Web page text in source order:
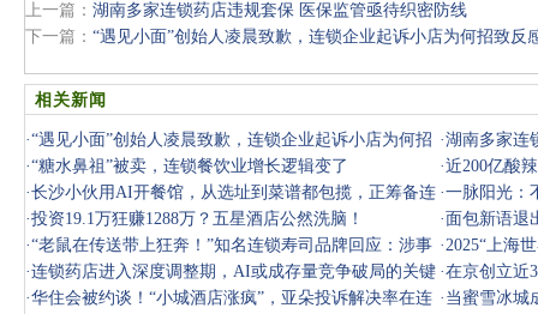
上一篇： 湖南多家连锁药店违规套保 医保监管亟待织密防线
下一篇： “遇见小面”创始人凌晨致歉，连锁企业起诉小店为何招致反
相关新闻
·“遇见小面”创始人凌晨致歉，连锁企业起诉小店为何招
致反感
·湖南多家连
·“糖水鼻祖”被卖，连锁餐饮业增长逻辑变了 ·近200亿酸
·长沙小伙用AI开餐馆，从选址到菜谱都包揽，正筹备连
锁店：它
·一脉阳光：
·投资19.1万狂赚1288万？五星酒店公然洗脑！ · 面包新语退
业变局
·“老鼠在传送带上狂奔！”知名连锁寿司品牌回应：涉事
门店停
·2025“上海
系增长速
·连锁药店进入深度调整期，AI或成存量竞争破局的关键 ·在京创立近
人”？
·华住会被约谈！“小城酒店涨疯”，亚朵投诉解决率在连 · 当蜜雪冰城